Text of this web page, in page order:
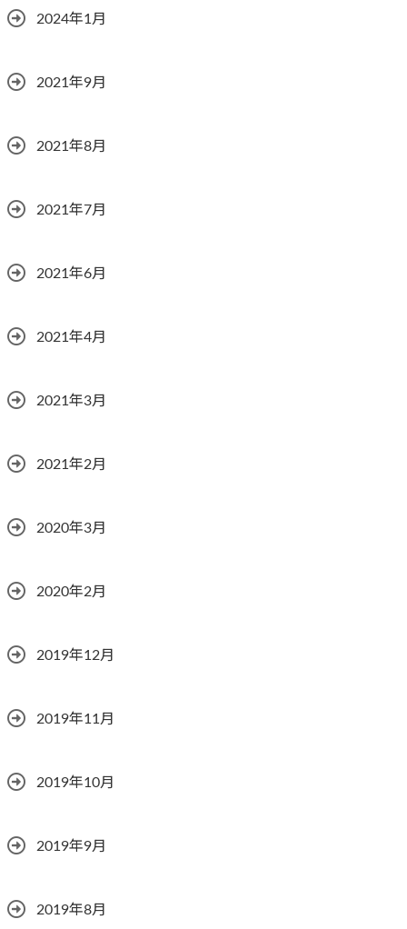
2024年1月
2021年9月
2021年8月
2021年7月
2021年6月
2021年4月
2021年3月
2021年2月
2020年3月
2020年2月
2019年12月
2019年11月
2019年10月
2019年9月
2019年8月